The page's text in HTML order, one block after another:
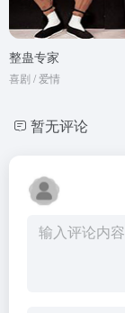
整蛊专家
喜剧 / 爱情
暂无评论